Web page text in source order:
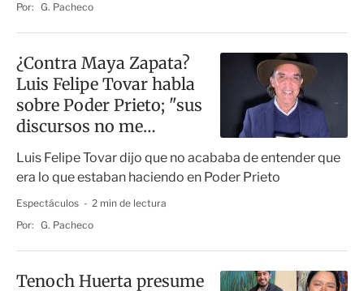
Por: G. Pacheco
¿Contra Maya Zapata?
Luis Felipe Tovar habla
sobre Poder Prieto; "sus
discursos no me
interesan"
Luis Felipe Tovar dijo que no acababa de entender que
era lo que estaban haciendo en Poder Prieto
Espectáculos
2 min de lectura
Por: G. Pacheco
Tenoch Huerta presume